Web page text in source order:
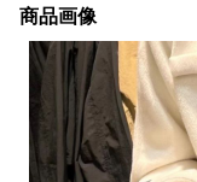
商品画像